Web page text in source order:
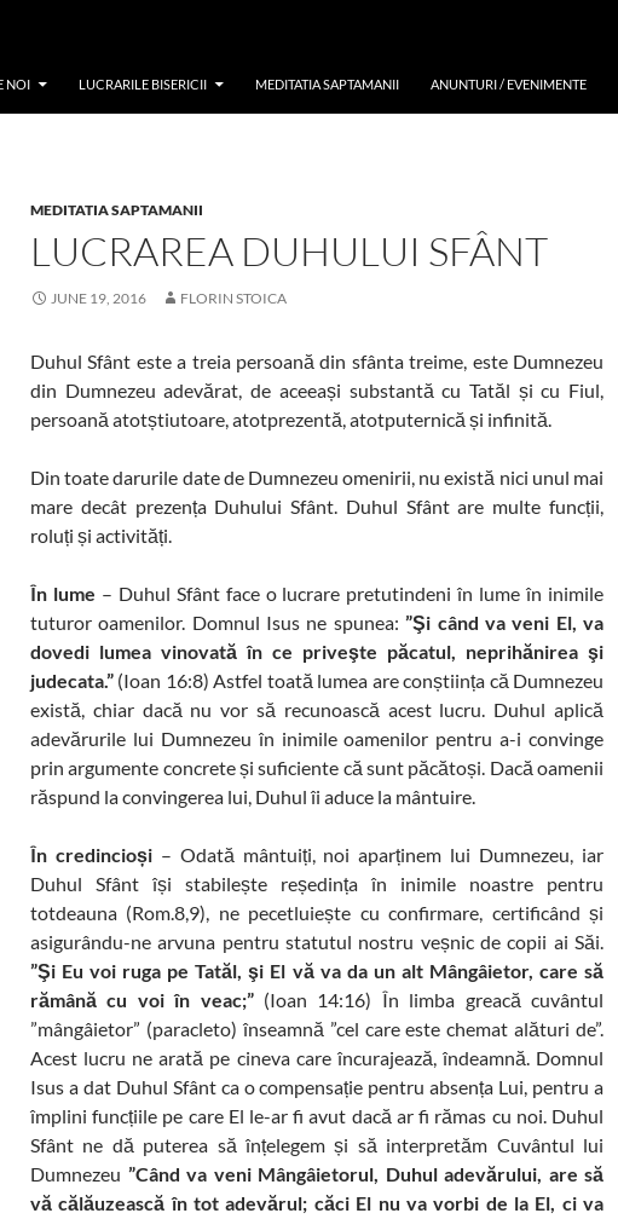
NOI LUCRARILE BISERICII MEDITATIA SAPTAMANII ANUNTURI / EVENIMENTE
MEDITATIA SAPTAMANII
LUCRAREA DUHULUI SFÂNT
JUNE 19, 2016 FLORIN STOICA
Duhul Sfânt este a treia persoană din sfânta treime, este Dumnezeu
din Dumnezeu adevărat, de aceeași substantă cu Tatăl și cu Fiul,
persoană atotștiutoare, atotprezentă, atotputernică și infinită.
Din toate darurile date de Dumnezeu omenirii, nu există nici unul mai
mare decât prezența Duhului Sfânt. Duhul Sfânt are multe funcții,
roluți și activități.
În lume – Duhul Sfânt face o lucrare pretutindeni în lume în inimile
tuturor oamenilor. Domnul Isus ne spunea:”Şi când va veni El, va
dovedi lumea vinovată în ce priveşte păcatul, neprihănirea şi
judecata.” (Ioan 16:8) Astfel toată lumea are conștiința că Dumnezeu
există, chiar dacă nu vor să recunoască acest lucru. Duhul aplică
adevărurile lui Dumnezeu în inimile oamenilor pentru a-i convinge
prin argumente concrete și suficiente că sunt păcătoși. Dacă oamenii
răspund la convingerea lui, Duhul îi aduce la mântuire.
În credincioși– Odată mântuiți, noi aparținem lui Dumnezeu, iar
Duhul Sfânt își stabilește reședința în inimile noastre pentru
totdeauna (Rom.8,9), ne pecetluiește cu confirmare, certificând și
asigurându-ne arvuna pentru statutul nostru veșnic de copii ai Săi.
”Şi Eu voi ruga pe Tatăl, şi El vă va da un alt Mângâietor, care să
rămână cu voi în veac;”(Ioan 14:16) În limba greacă cuvântul
”mângâietor” (paracleto) înseamnă ”cel care este chemat alături de”.
Acest lucru ne arată pe cineva care încurajează, îndeamnă. Domnul
Isus a dat Duhul Sfânt ca o compensație pentru absența Lui, pentru a
împlini funcțiile pe care El le-ar fi avut dacă ar fi rămas cu noi. Duhul
Sfânt ne dă puterea să înțelegem și să interpretăm Cuvântul lui
Dumnezeu ”Când va veni Mângâietorul, Duhul adevărului, are să
vă călăuzească în tot adevărul; căci El nu va vorbi de la El, ci va